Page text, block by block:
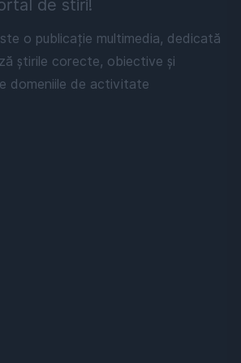
de stiri!
o publicație multimedia, dedicată
știrile corecte, obiective și
domeniile de activitate